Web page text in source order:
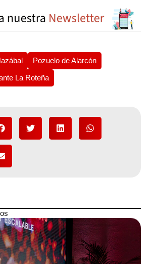
Pozuelo de Alarcón
La Roteña